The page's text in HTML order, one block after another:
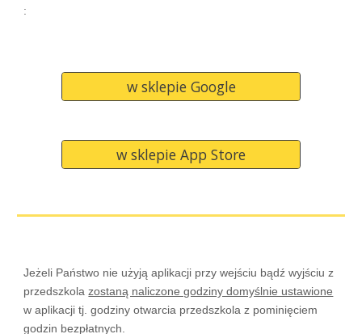
:
w sklepie Google
w sklepie App Store
Jeżeli Państwo nie użyją aplikacji przy wejściu bądź wyjściu z
przedszkolazostaną naliczone godziny domyślnie ustawione
w aplikacji tj. godziny otwarcia przedszkola z pominięciem
godzin bezpłatnych.